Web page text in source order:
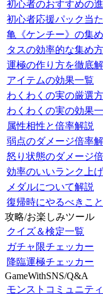
初心者のおすすめの
初心者応援パック当
亀《ケンチー》の集
タスの効率的な集め方
運極の作り方を徹底
アイテムの効果一覧
わくわくの実の厳選
わくわくの実の効果
属性相性と倍率解説
弱点のダメージ倍率
怒り状態のダメージ
効率のいいランク上
メダルについて解説
復帰時にやるべきこと
攻略/お楽しみツール
クイズ＆検定一覧
ガチャ限チェッカー
降臨運極チェッカー
GameWithSNS/Q&A
モンストコミュニティ